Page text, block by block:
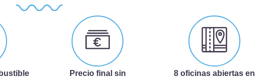
Precio final sin
8 oficinas abiertas en